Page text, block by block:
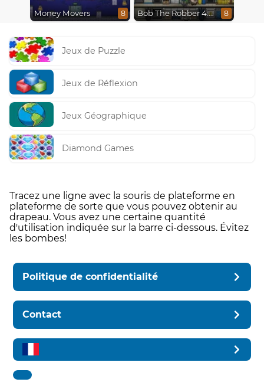
Money Movers 8 Bob The Robber 4: Season 2 Russia 8
Jeux de Puzzle
Jeux de Réflexion
Jeux Géographique
Diamond Games
Tracez une ligne avec la souris de plateforme en
plateforme de sorte que vous pouvez obtenir au
drapeau. Vous avez une certaine quantité
d'utilisation indiquée sur la barre ci-dessous. Évitez
les bombes!
Politique de confidentialité
Contact